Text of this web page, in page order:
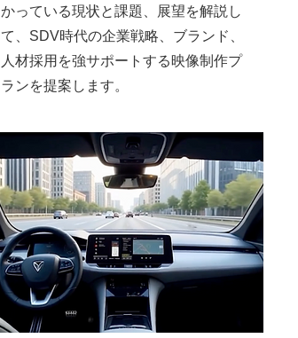
かっている現状と課題、展望を解説し
て、SDV時代の企業戦略、ブランド、
人材採用を強サポートする映像制作プ
ランを提案します。